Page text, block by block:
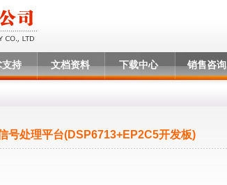
支持 文档资料 下载中心 销售咨询
号处理平台(DSP6713+EP2C5开发板)